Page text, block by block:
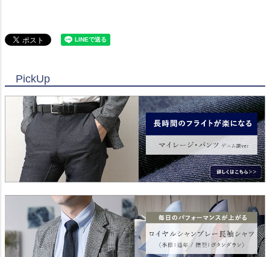
PickUp